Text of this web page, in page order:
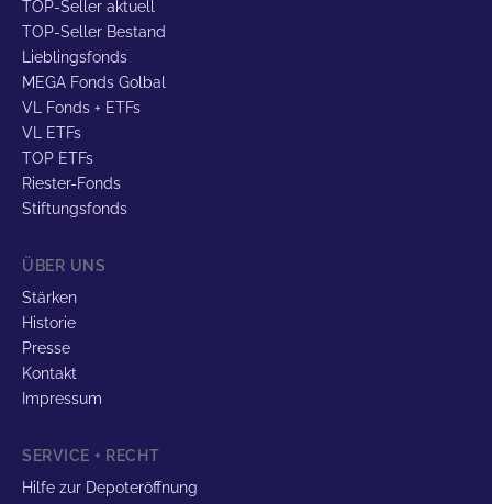
TOP-Seller aktuell
TOP-Seller Bestand
Lieblingsfonds
MEGA Fonds Golbal
VL Fonds + ETFs
VL ETFs
TOP ETFs
Riester-Fonds
Stiftungsfonds
ÜBER UNS
Stärken
Historie
Presse
Kontakt
Impressum
SERVICE + RECHT
Hilfe zur Depoteröffnung